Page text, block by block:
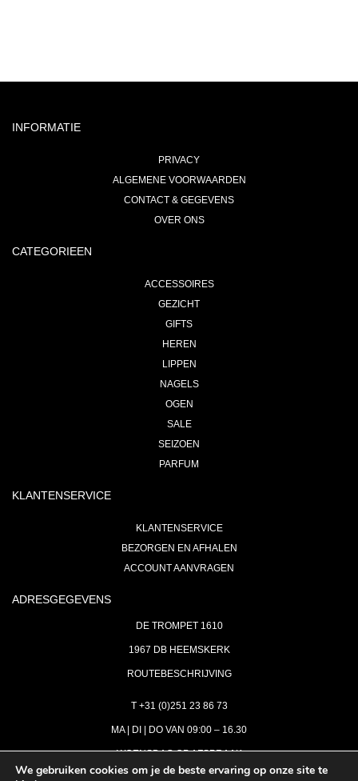
INFORMATIE
PRIVACY
ALGEMENE VOORWAARDEN
CONTACT & GEGEVENS
OVER ONS
CATEGORIEEN
ACCESSOIRES
GEZICHT
GIFTS
HEREN
LIPPEN
NAGELS
OGEN
SALE
SEIZOEN
PARFUM
KLANTENSERVICE
KLANTENSERVICE
BEZORGEN EN AFHALEN
ACCOUNT AANVRAGEN
ADRESGEGEVENS
DE TROMPET 1610
1967 DB HEEMSKERK
ROUTEBESCHRIJVING
T +31 (0)251 23 86 73
MA | DI | DO VAN 09:00 – 16.30
WOENSDAG OP AFSPRAAK
We gebruiken cookies om je de beste ervaring op onze site te